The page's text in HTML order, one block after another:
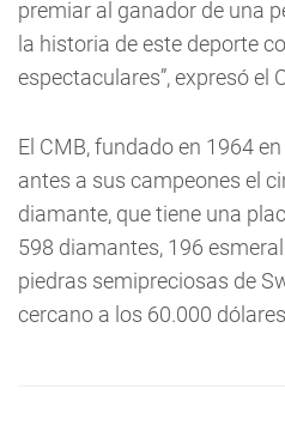
premiar al ganador de una
la historia de este deporte
espectaculares”, expresó el
El CMB, fundado en 1964
antes a sus campeones el
diamante, que tiene una
598 diamantes, 196
piedras semipreciosas de
cercano a los 60.000